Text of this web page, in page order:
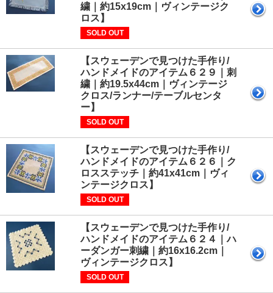
繍｜約15x19cm｜ヴィンテージク
ロス】
SOLD OUT
【スウェーデンで見つけた手作り/
ハンドメイドのアイテム６２９｜刺
繍｜約19.5x44cm｜ヴィンテージ
クロス/ランナー/テーブルセンタ
ー】
SOLD OUT
【スウェーデンで見つけた手作り/
ハンドメイドのアイテム６２６｜ク
ロスステッチ｜約41x41cm｜ヴィ
ンテージクロス】
SOLD OUT
【スウェーデンで見つけた手作り/
ハンドメイドのアイテム６２４｜ハ
ーダンガー刺繍｜約16x16.2cm｜
ヴィンテージクロス】
SOLD OUT